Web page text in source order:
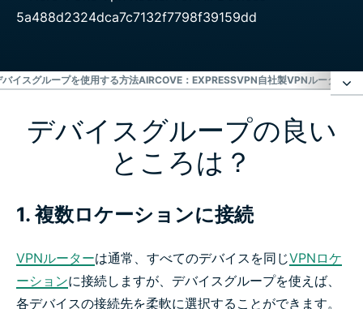
イスグループを使用する方法AIRCOVE：EXPRESSVPN自社製VPNルーター
デバイスグループの良いところは？
簡単3ステップでデバイスグループを使用する方法
Aircove：ExpressVPN自社製VPNルーター
ExpressVPNは次のルーターと互換性があります
デバイスグループの良い
ところは？
1. 複数ロケーションに接続
VPNルーターは通常、すべてのデバイスを同じVPNロケ
ーションに接続しますが、デバイスグループを使えば、
各デバイスの接続先を柔軟に選択することができます。